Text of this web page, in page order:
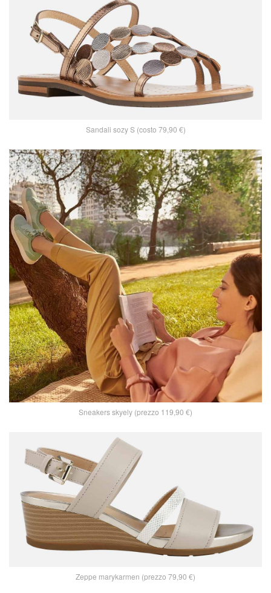
Sandali sozy S (costo 79,90 €)
Sneakers skyely (prezzo 119,90 €)
Zeppe marykarmen (prezzo 79,90 €)